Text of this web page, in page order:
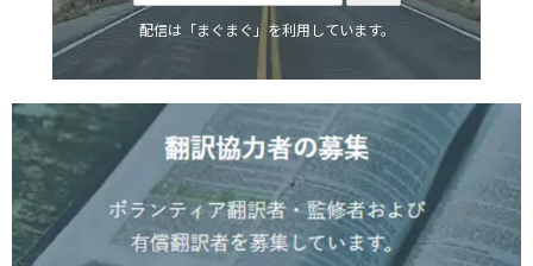
配信は「まぐまぐ」を利用しています。